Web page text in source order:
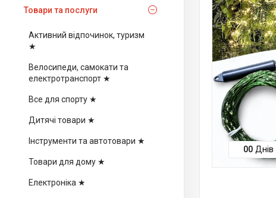
Товари та послуги
Активний відпочинок, туризм
★
Велосипеди, самокати та
електротранспорт ★
Все для спорту ★
Дитячі товари ★
Інструменти та автотовари ★
Товари для дому ★
Електроніка ★
00 Днів